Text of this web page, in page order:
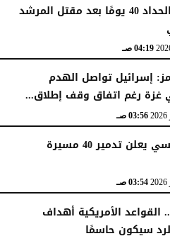
إيران تعلن الحداد 40 يومًا بعد مقتل المرشد
04:19 صـ
إسرائيل تواصل الهدم
غزة رغم اتفاق وقف إطلاق...
03:56 صـ
الجيش الروسي يعلن تدمير 40 مسيرة
03:54 صـ
القواعد الأمريكية أهداف
سيكون حاسمًا